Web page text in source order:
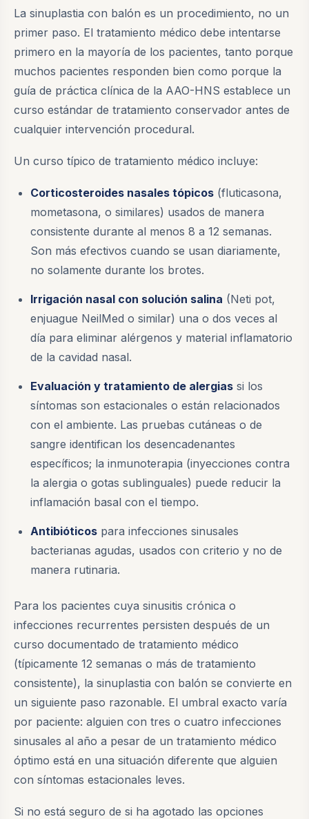
La sinuplastia con balón es un procedimiento, no un
primer paso. El tratamiento médico debe intentarse
primero en la mayoría de los pacientes, tanto porque
muchos pacientes responden bien como porque la
guía de práctica clínica de la AAO-HNS establece un
curso estándar de tratamiento conservador antes de
cualquier intervención procedural.
Un curso típico de tratamiento médico incluye:
Corticosteroides nasales tópicos (fluticasona,
mometasona, o similares) usados de manera
consistente durante al menos 8 a 12 semanas.
Son más efectivos cuando se usan diariamente,
no solamente durante los brotes.
Irrigación nasal con solución salina (Neti pot,
enjuague NeilMed o similar) una o dos veces al
día para eliminar alérgenos y material inflamatorio
de la cavidad nasal.
Evaluación y tratamiento de alergias si los
síntomas son estacionales o están relacionados
con el ambiente. Las pruebas cutáneas o de
sangre identifican los desencadenantes
específicos; la inmunoterapia (inyecciones contra
la alergia o gotas sublinguales) puede reducir la
inflamación basal con el tiempo.
Antibióticos para infecciones sinusales
bacterianas agudas, usados con criterio y no de
manera rutinaria.
Para los pacientes cuya sinusitis crónica o
infecciones recurrentes persisten después de un
curso documentado de tratamiento médico
(típicamente 12 semanas o más de tratamiento
consistente), la sinuplastia con balón se convierte en
un siguiente paso razonable. El umbral exacto varía
por paciente: alguien con tres o cuatro infecciones
sinusales al año a pesar de un tratamiento médico
óptimo está en una situación diferente que alguien
con síntomas estacionales leves.
Si no está seguro de si ha agotado las opciones